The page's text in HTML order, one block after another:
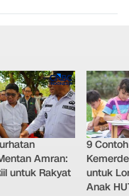
Amran:
untuk Rakyat
9
untuk
Anak